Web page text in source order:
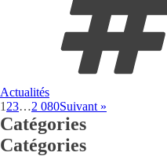
Actualités
1 23…2 080Suivant »
Catégories
Catégories